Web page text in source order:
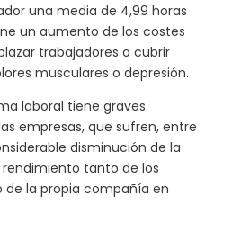
una media de 4,99 horas
un aumento de los costes
trabajadores o cubrir
musculares o depresión.
laboral tiene graves
empresas, que sufren, entre
disminución de la
tanto de los
de la propia compañía en